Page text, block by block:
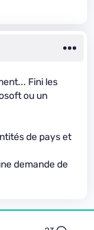
Fini les
ou un
de pays et
demande de